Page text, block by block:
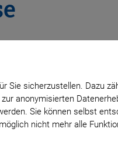
Sie sicherzustellen. Dazu
anonymisierten
Sie können selbst
nicht mehr alle
oder Videos für